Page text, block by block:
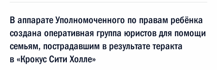
В аппарате Уполномоченного по правам ребёнка
создана оперативная группа юристов для помощи
семьям, пострадавшим в результате теракта
в «Крокус Сити Холле»